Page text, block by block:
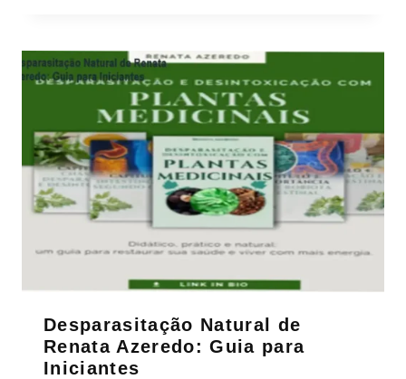
Desparasitação Natural de
Renata Azeredo: Guia para
Iniciantes